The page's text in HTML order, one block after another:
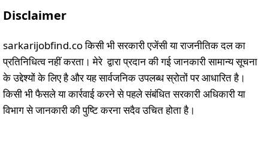
Disclaimer
sarkarijobfind.co किसी भी सरकारी एजेंसी या राजनीतिक दल का
प्रतिनिधित्व नहीं करता। मेरे द्वारा प्रदान की गई जानकारी सामान्य सूचना
के उद्देश्यों के लिए है और यह सार्वजनिक उपलब्ध स्रोतों पर आधारित है।
किसी भी फैसले या कार्रवाई करने से पहले संबंधित सरकारी अधिकारी या
विभाग से जानकारी की पुष्टि करना सदैव उचित होता है।